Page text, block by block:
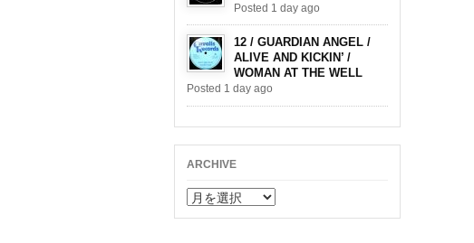
Posted 1 day ago
12 / GUARDIAN ANGEL /
ALIVE AND KICKIN’ /
WOMAN AT THE WELL
Posted 1 day ago
ARCHIVE
ARCHIVE